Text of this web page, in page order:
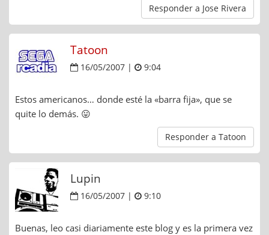
Responder a Jose Rivera
Tatoon
16/05/2007 | 9:04
Estos americanos… donde esté la «barra fija», que se
quite lo demás. 😛
Responder a Tatoon
Lupin
16/05/2007 | 9:10
Buenas, leo casi diariamente este blog y es la primera vez